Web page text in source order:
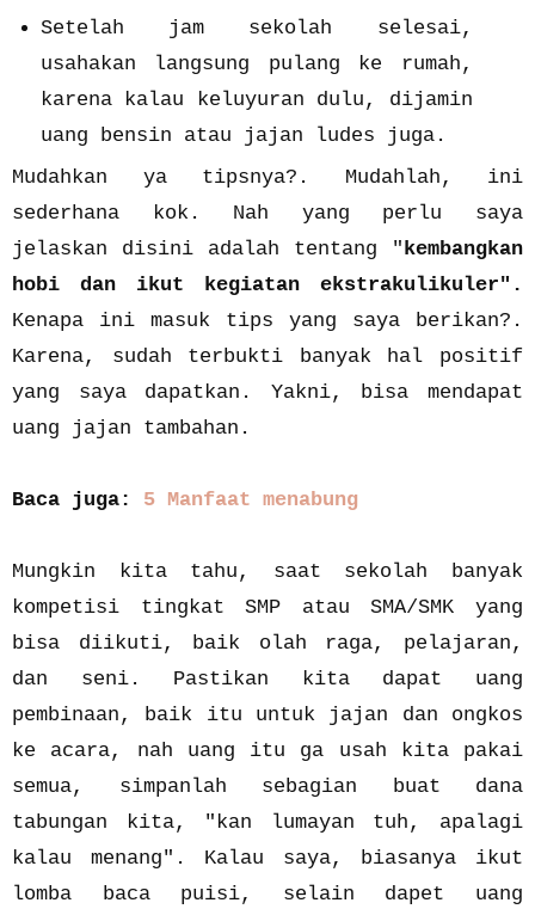
Setelah jam sekolah selesai,
usahakan langsung pulang ke rumah,
karena kalau keluyuran dulu, dijamin
uang bensin atau jajan ludes juga.
Mudahkan ya tipsnya?. Mudahlah, ini
sederhana kok. Nah yang perlu saya
jelaskan disini adalah tentang " kembangkan
hobi dan ikut kegiatan ekstrakulikuler".
Kenapa ini masuk tips yang saya berikan?.
Karena, sudah terbukti banyak hal positif
yang saya dapatkan. Yakni, bisa mendapat
uang jajan tambahan.
Baca juga: 5 Manfaat menabung
Mungkin kita tahu, saat sekolah banyak
kompetisi tingkat SMP atau SMA/SMK yang
bisa diikuti, baik olah raga, pelajaran,
dan seni. Pastikan kita dapat uang
pembinaan, baik itu untuk jajan dan ongkos
ke acara, nah uang itu ga usah kita pakai
semua, simpanlah sebagian buat dana
tabungan kita, "kan lumayan tuh, apalagi
kalau menang". Kalau saya, biasanya ikut
lomba baca puisi, selain dapet uang